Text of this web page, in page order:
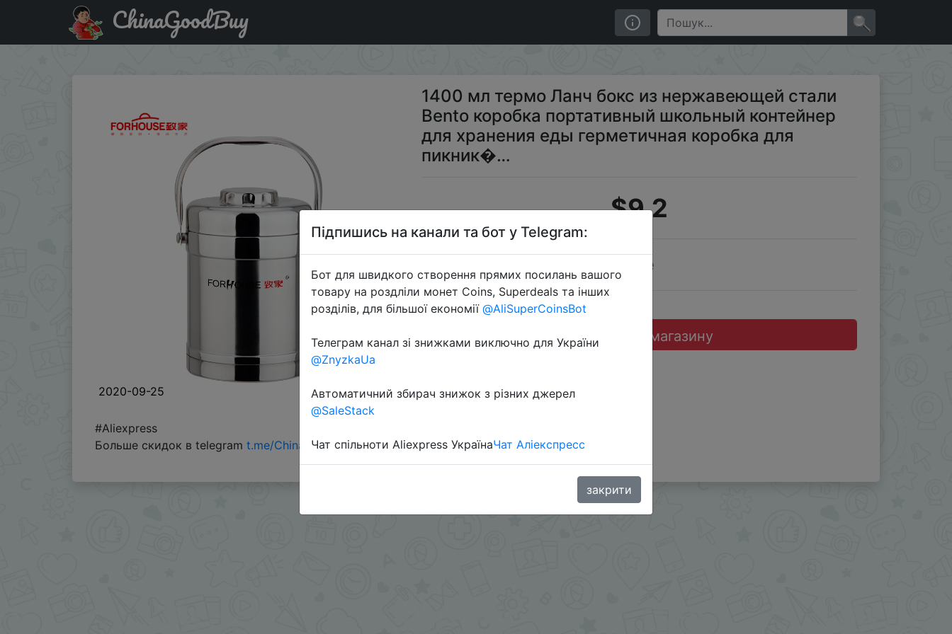
Акція на 1400 мл термо Ланч бокс из нержавеющей стали Bento коробка портативный школьный контейнер для хранения еды герметичная коробка для пикник�…
ChinaGoodBuy
2020-09-25
1400 мл термо Ланч бокс из нержавеющей стали
Bento коробка портативный школьный контейнер
для хранения еды герметичная коробка для
пикник�…
$9.2
Sale
Перейти до магазину
#Aliexpress
Больше скидок в telegram t.me/ChinaGoodBuy
Підпишись на канали та бот у Telegram:
Бот для швидкого створення прямих посилань вашого
товару на роздліли монет Coins, Superdeals та інших
розділів, для більшої економії @AliSuperCoinsBot
Телеграм канал зі знижками виключно для України
@ZnyzkaUa
Автоматичний збирач знижок з різних джерел
@SaleStack
Чат спільноти Aliexpress УкраїнаЧат Аліекспресс
закрити